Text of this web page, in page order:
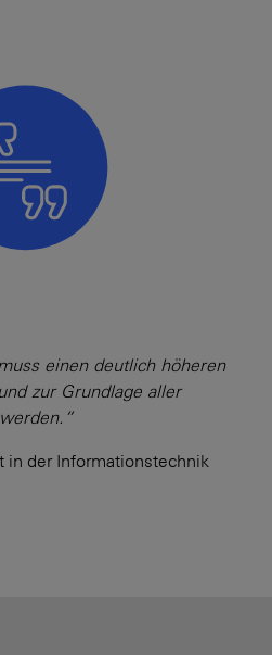
einen deutlich höheren
zur Grundlage aller
in der Informationstechnik